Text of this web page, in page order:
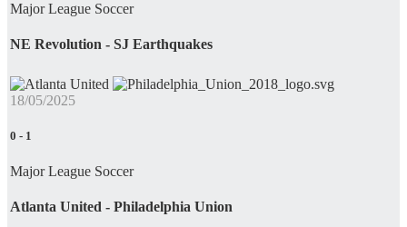
Major League Soccer
NE Revolution - SJ Earthquakes
18/05/2025
0 - 1
Major League Soccer
Atlanta United - Philadelphia Union